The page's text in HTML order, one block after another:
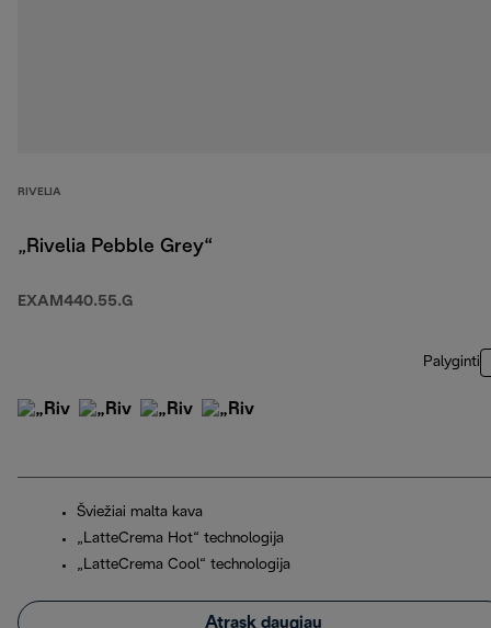
RIVELIA
„Rivelia Pebble Grey“
EXAM440.55.G
Palyginti
Šviežiai malta kava
„LatteCrema Hot“ technologija
„LatteCrema Cool“ technologija
Atrask daugiau